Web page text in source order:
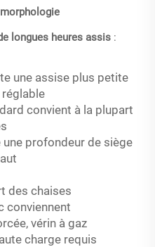
longues heures assis :
une assise plus petite
réglable
convient à la plupart
profondeur de siège
des chaises
conviennent
vérin à gaz
charge requis